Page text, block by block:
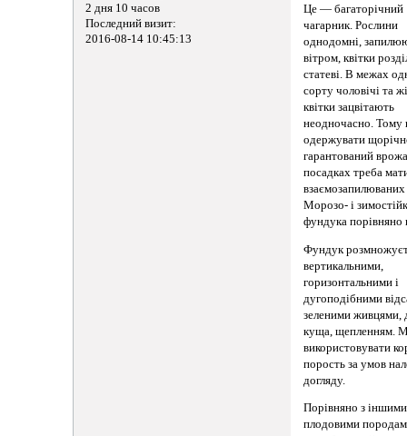
2 дня 10 часов
Последний визит:
2016-08-14 10:45:13
Це — багаторічний
чагарник. Рослини
однодомні,
вітром, квітки
статеві. В межах
сорту чоловічі та
квітки зацвітають
неодночасно.
одержувати
гарантований
посадках треба
взаємозапилюваних
Морозо- і
фундука порівняно
Фундук
вертикальними,
горизонтальними і
дугоподібними
зеленими живцями,
куща, щепленням.
використовувати
порость за умов
догляду.
Порівняно з іншими
плодовими